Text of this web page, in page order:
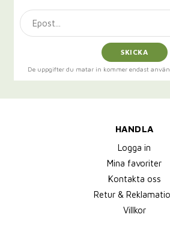
SKICKA
De uppgifter du matar in kommer endast
HANDLA
Logga in
Mina favoriter
Kontakta oss
Retur &
Villkor